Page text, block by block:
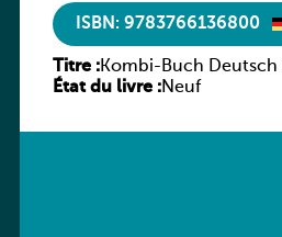
ISBN: 9783766136800
Titre :Kombi-Buch Deutsch
État du livre :Neuf